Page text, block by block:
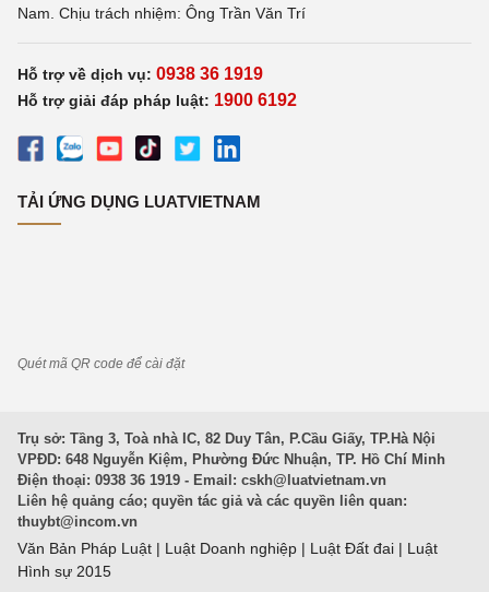
Nam. Chịu trách nhiệm: Ông Trần Văn Trí
Hỗ trợ về dịch vụ: 0938 36 1919
Hỗ trợ giải đáp pháp luật: 1900 6192
TẢI ỨNG DỤNG LUATVIETNAM
Quét mã QR code để cài đặt
Trụ sở: Tầng 3, Toà nhà IC, 82 Duy Tân, P.Cầu Giấy, TP.Hà Nội
VPĐD: 648 Nguyễn Kiệm, Phường Đức Nhuận, TP. Hồ Chí Minh
Điện thoại: 0938 36 1919 - Email: cskh@luatvietnam.vn
Liên hệ quảng cáo; quyền tác giả và các quyền liên quan:
thuybt@incom.vn
Văn Bản Pháp Luật | Luật Doanh nghiệp | Luật Đất đai | Luật
Hình sự 2015